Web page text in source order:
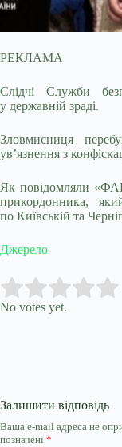
РЕКЛАМА
Слідчі Служби
у державній зраді.
Зловмисниця
ув’язнення з
Як повідомляли
прикордонника,
по Київській та
Джерело
Rate this item:
No votes yet.
Залишити відповідь
Ваша e-mail адреса не
позначені *